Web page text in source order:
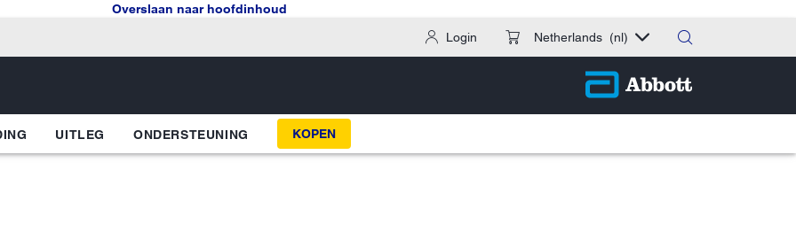
Overslaan naar hoofdinhoud
Login
Netherlands (nl)
UITLEG ONDERSTEUNING KOPEN